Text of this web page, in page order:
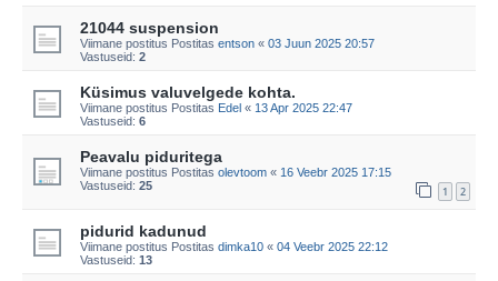
21044 suspension
Viimane postitus Postitas entson « 03 Juun 2025 20:57
Vastuseid: 2
Küsimus valuvelgede kohta.
Viimane postitus Postitas Edel « 13 Apr 2025 22:47
Vastuseid: 6
Peavalu piduritega
Viimane postitus Postitas olevtoom « 16 Veebr 2025 17:15
Vastuseid: 25 1 2
pidurid kadunud
Viimane postitus Postitas dimka10 « 04 Veebr 2025 22:12
Vastuseid: 13